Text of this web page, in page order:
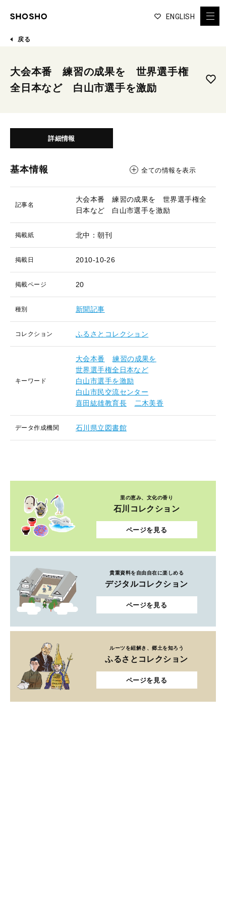
ENGLISH
戻る
大会本番 練習の成果を 世界選手権
全日本など 白山市選手を激励
詳細情報
基本情報 全ての情報を表示
記事名
大会本番 練習の成果を 世界選手権全
日本など 白山市選手を激励
掲載紙 北中：朝刊
掲載日 2010-10-26
掲載ページ 20
種別 新聞記事
コレクション ふるさとコレクション
キーワード
大会本番
練習の成果を
世界選手権全日本など
白山市選手を激励
白山市民交流センター
喜田紘雄教育長
二木美香
データ作成機関 石川県立図書館
里の恵み、文化の香り
石川コレクション
ページを見る
貴重資料を自由自在に楽しめる
デジタルコレクション
ページを見る
ルーツを紐解き、郷土を知ろう
ふるさとコレクション
ページを見る